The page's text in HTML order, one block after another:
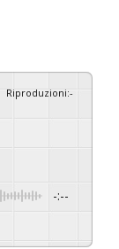
Riproduzioni:-
-:--